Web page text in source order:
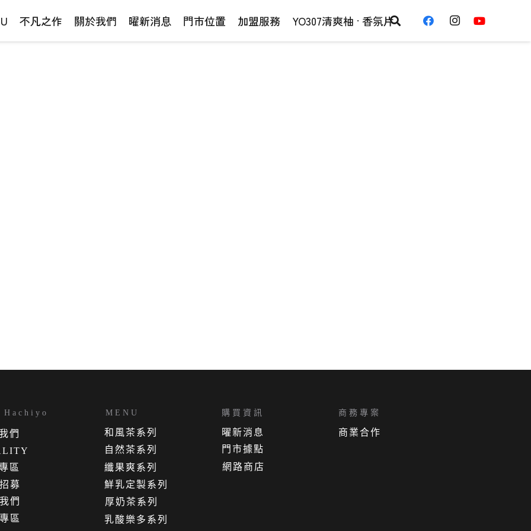
不凡之作 關於我們 曜新消息 門市位置 加盟服務 YO307清爽柚 · 香氛片
募
Hachiyo
們
區
網路商店
門市據點
曜新消息
購買資訊
們
區
商務專案
商業合作
乳酸樂多系列
厚奶茶系列
鮮乳定製系列
纖果爽系列
自然茶系列
和風茶系列
MENU